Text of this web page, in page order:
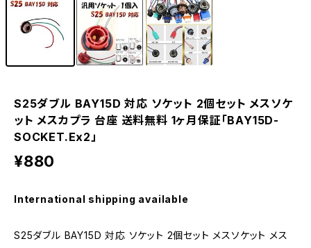
S25ダブル BAY15D 対応 ソケット 2個セット メスソケ
ット メスカプラ 台座 送料無料 1ヶ月保証「BAY15D-
SOCKET.Ex2」
¥880
International shipping available
S25ダブル BAY15D 対応 ソケット 2個セット メスソケット メス